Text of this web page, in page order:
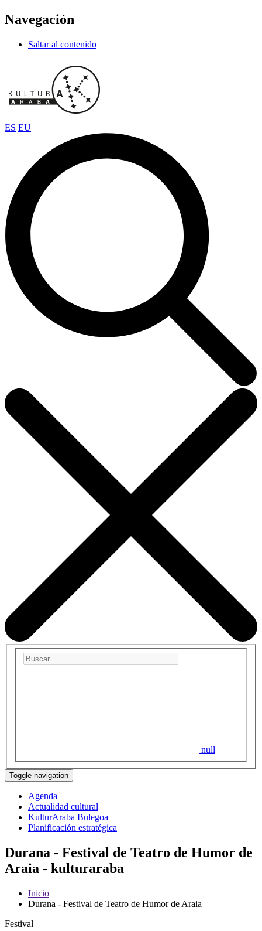
Navegación
Saltar al contenido
ES EU
null
Toggle navigation
Agenda
Actualidad cultural
KulturAraba Bulegoa
Planificación estratégica
Durana - Festival de Teatro de Humor de
Araia - kulturaraba
Inicio
Durana - Festival de Teatro de Humor de Araia
Festival